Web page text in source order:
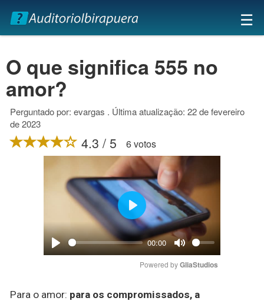
×
☰
O que significa 555 no
amor?
Perguntado por: evargas . Última atualização: 22 de fevereiro
de 2023
4.3 / 5 6 votos
Play
00:00
Mute
Play
Powered by GliaStudios
Para o amor: para os compromissados, a